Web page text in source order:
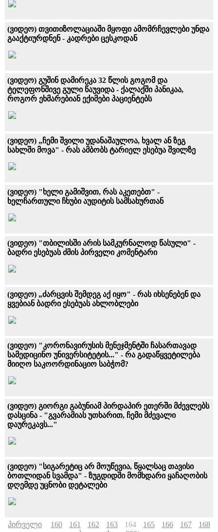
(ვიდეო) თვითიზოლაციაში მყოფი ამომრჩევლები უნდა
გააქტიურდნენ - კადრები ცესკოდან
(ვიდეო) გუშინ დამირეკა 32 წლის გოგომ და
ტელეფონშივე გული წაუვიდა - ქალაქში პანიკაა,
როგორ ეხმარებიან ექიმები პაციენტებს
(ვიდეო) „ჩემი შვილი უდანაშაულოა, ხვალ ან ზეგ
სახლში მოვა" - რას ამბობს ტარიელ ესებუა შვილზე
(ვიდეო) "ხელი გამიშვით, რას აკეთებთ" -
ხელჩართული ჩხუბი აუდიტის სამსახურთან
(ვიდეო) "თბილისში არის სამკურნალოდ წასული" -
ბადრი ესებუას ძმის პირველი კომენტარი
(ვიდეო) „ძარცვის შემდეგ აქ იყო" - რას იხსენებენ და
ყვებიან ბადრი ესებუას ახლობლები
(ვიდეო) "კორონავირუსის მენეჯმენტში ჩასართავად
სამედიცინო უნივერსიტეტის..." - რა გადაწყვეტილება
მიიღო საკოორდინაციო საბჭომ?
(ვიდეო) გიორგი გაბუნიამ პირდაპირ ეთერში მძევლებს
დასცინა - "გვარამიას უთხარით, ჩემი მძევალი
დაურეკავს..."
(ვიდეო) "სიგარეტიც არ მოუწევია, წყალსაც თავისი
ბოთლიდან სვამდა" - ზუგდიდში მომხდარი ყაჩაღობის
დღემდე უცნობი დეტალები
პირველი 160 161 162 163 164 165 166 167
168